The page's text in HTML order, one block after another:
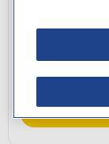
€ 199,99
Acquisto
Ritiro in